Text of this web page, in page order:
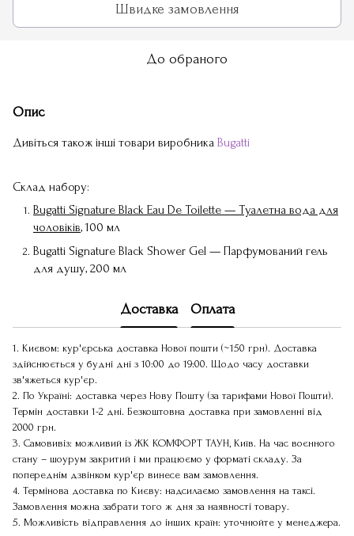
Швидке замовлення
До обраного
Опис
Дивіться також інші товари виробника Bugatti
Склад набору:
Bugatti Signature Black Eau De Toilette — Туалетна вода для
чоловіків, 100 мл
Bugatti Signature Black Shower Gel — Парфумований гель
для душу, 200 мл
Доставка Оплата
1. Києвом: кур'єрська доставка Нової пошти (~150 грн). Доставка
здійснюється у будні дні з 10:00 до 19:00. Щодо часу доставки
зв'яжеться кур'єр.
2. По Україні: доставка через Нову Пошту (за тарифами Нової Пошти).
Термін доставки 1-2 дні. Безкоштовна доставка при замовленні від
2000 грн.
3. Самовивіз: можливий із ЖК КОМФОРТ ТАУН, Київ. На час воєнного
стану – шоурум закритий і ми працюємо у форматі складу. За
попереднім дзвінком кур'єр винесе вам замовлення.
4. Термінова доставка по Києву: надсилаємо замовлення на таксі.
Замовлення можна забрати того ж дня за наявності товару.
5. Можливість відправлення до інших країн: уточнюйте у менеджера.